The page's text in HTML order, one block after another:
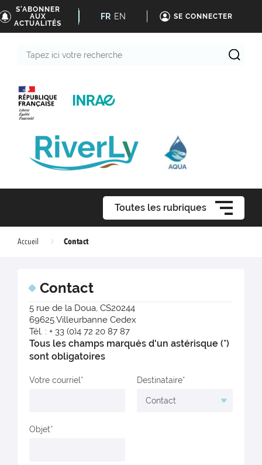
S'ABONNER
AUX
ACTUALITÉS
FR EN SE CONNECTER
Toutes les rubriques
Accueil Contact
Contact
5 rue de la Doua, CS20244
69625 Villeurbanne Cedex
Tél. : + 33 (0)4 72 20 87 87
Tous les champs marqués d'un astérisque (*)
sont obligatoires
Votre courriel Destinataire
Objet